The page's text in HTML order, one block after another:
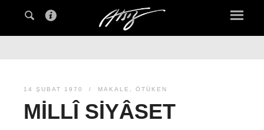
14 ŞUBAT 1970 MAKALE , ÖTÜKEN
MILLÎ SIYÂSET